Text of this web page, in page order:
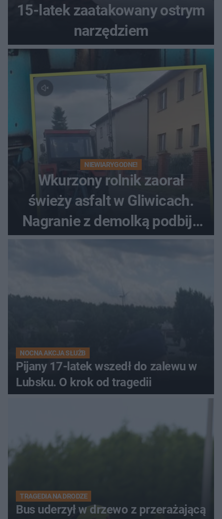
15-latek zaatakowany ostrym
narzędziem
NIEWIARYGODNE!
Wkurzony rolnik zaorał
świeży asfalt w Gliwicach.
Nagranie z demolką podbija
sieć
NOCNA AKCJA SŁUŻB
Pijany 17-latek wszedł do zalewu w
Lubsku. O krok od tragedii
TRAGEDIA NA DRODZE
Bus uderzył w drzewo z przerażającą